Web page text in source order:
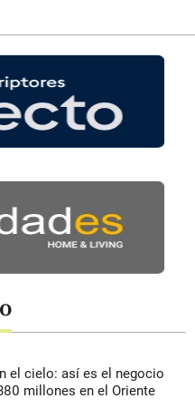
el cielo: así es el negocio
millones en el Oriente